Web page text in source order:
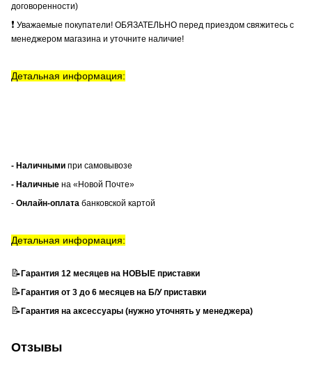
договоренности)
❗ Уважаемые покупатели! ОБЯЗАТЕЛЬНО перед приездом свяжитесь с
менеджером магазина и уточните наличие!
Детальная информация:
- Наличными при самовывозе
- Наличные на «Новой Почте»
- Онлайн-оплата банковской картой
Детальная информация:
📝Гарантия 12 месяцев на НОВЫЕ приставки
📝Гарантия от 3 до 6 месяцев на Б/У приставки
📝Гарантия на аксессуары (нужно уточнять у менеджера)
Отзывы